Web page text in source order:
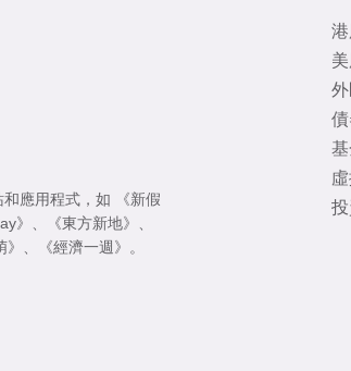
應用程式，如
《新假
》 《東方新地》
《經濟一週》 。